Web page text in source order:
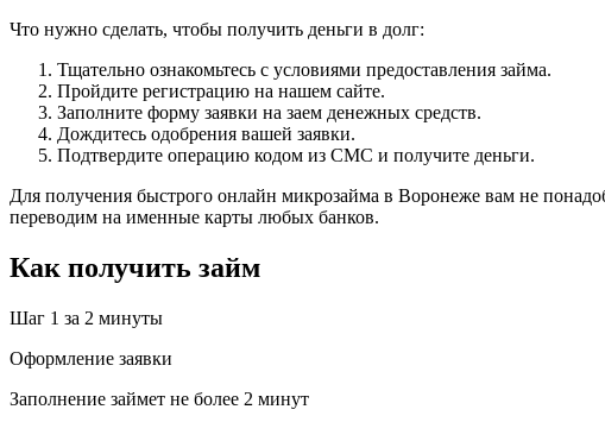
Что нужно сделать, чтобы получить деньги в долг:
Тщательно ознакомьтесь с условиями предоставления займа.
Пройдите регистрацию на нашем сайте.
Заполните форму заявки на заем денежных средств.
Дождитесь одобрения вашей заявки.
Подтвердите операцию кодом из СМС и получите деньги.
Для получения быстрого онлайн микрозайма в Воронеже вам не
переводим на именные карты любых банков.
Как получить займ
Шаг 1 за 2 минуты
Оформление заявки
Заполнение займет не более 2 минут